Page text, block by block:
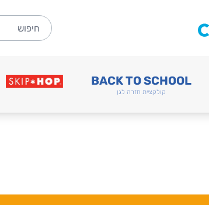
חיפוש
BACK TO SCHOOL
קולקציית חזרה לגן